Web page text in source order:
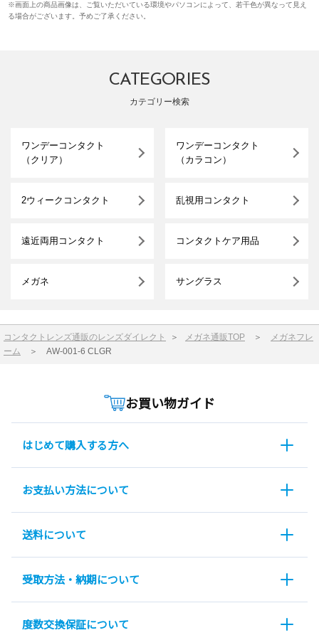
※画面上の商品画像は、ご覧いただいている環境やパソコンによって、若干色が異なって見え
る場合がございます。予めご了承ください。
CATEGORIES
カテゴリー検索
ワンデーコンタクト
（クリア）
ワンデーコンタクト
（カラコン）
2ウィークコンタクト 乱視用コンタクト
遠近両用コンタクト コンタクトケア用品
メガネ サングラス
コンタクトレンズ通販のレンズダイレクト ＞ メガネ通販TOP ＞
メガネフレ
ーム ＞ AW-001-6 CLGR
お買い物ガイド
はじめて購入する方へ
お支払い方法について
送料について
受取方法・納期について
度数交換保証について